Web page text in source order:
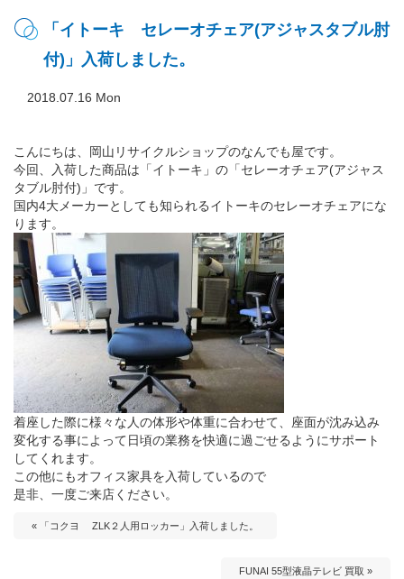
「イトーキ セレーオチェア(アジャスタブル肘
付)」入荷しました。
2018.07.16 Mon
こんにちは、岡山リサイクルショップのなんでも屋です。
今回、入荷した商品は「イトーキ」の「セレーオチェア(アジャス
タブル肘付)」です。
国内4大メーカーとしても知られるイトーキのセレーオチェアにな
ります。
着座した際に様々な人の体形や体重に合わせて、座面が沈み込み
変化する事によって日頃の業務を快適に過ごせるようにサポート
してくれます。
この他にもオフィス家具を入荷しているので
是非、一度ご来店ください。
« 「コクヨ ZLK２人用ロッカー」入荷しました。
FUNAI 55型液晶テレビ 買取 »